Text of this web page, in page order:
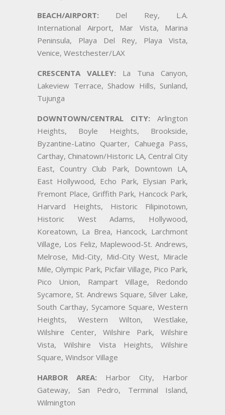
BEACH/AIRPORT: Del Rey, L.A.
International Airport, Mar Vista, Marina
Peninsula, Playa Del Rey, Playa Vista,
Venice, Westchester/LAX
CRESCENTA VALLEY: La Tuna Canyon,
Lakeview Terrace, Shadow Hills, Sunland,
Tujunga
DOWNTOWN/CENTRAL CITY: Arlington
Heights, Boyle Heights, Brookside,
Byzantine-Latino Quarter, Cahuega Pass,
Carthay, Chinatown/Historic LA, Central City
East, Country Club Park, Downtown LA,
East Hollywood, Echo Park, Elysian Park,
Fremont Place, Griffith Park, Hancock Park,
Harvard Heights, Historic Filipinotown,
Historic West Adams, Hollywood,
Koreatown, La Brea, Hancock, Larchmont
Village, Los Feliz, Maplewood-St. Andrews,
Melrose, Mid-City, Mid-City West, Miracle
Mile, Olympic Park, Picfair Village, Pico Park,
Pico Union, Rampart Village, Redondo
Sycamore, St. Andrews Square, Silver Lake,
South Carthay, Sycamore Square, Western
Heights, Western Wilton, Westlake,
Wilshire Center, Wilshire Park, Wilshire
Vista, Wilshire Vista Heights, Wilshire
Square, Windsor Village
HARBOR AREA: Harbor City, Harbor
Gateway, San Pedro, Terminal Island,
Wilmington